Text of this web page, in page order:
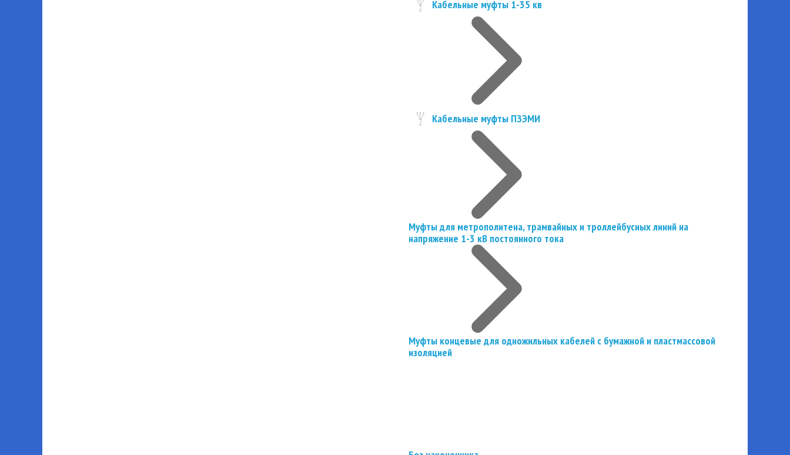
Кабельные муфты 1-35 кв
Кабельные муфты ПЗЭМИ
Муфты для метрополитена, трамвайных и троллейбусных линий на
напряжение 1-3 кВ постоянного тока
Муфты концевые для одножильных кабелей с бумажной и пластмассовой
изоляцией